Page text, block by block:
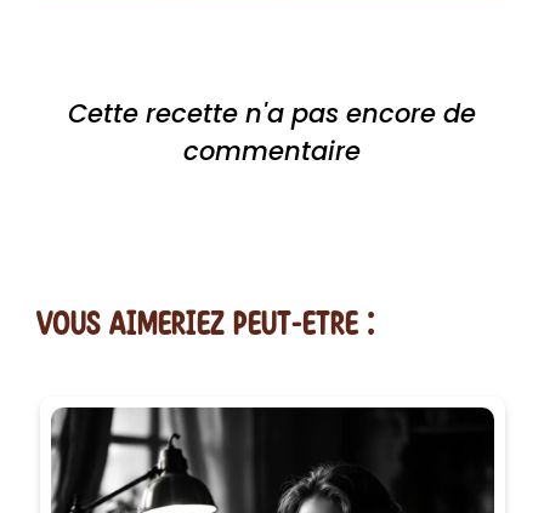
Cette recette n'a pas encore de
commentaire
vous AIMERiEZ PEUT-ETRE :